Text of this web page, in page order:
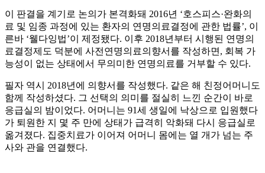
이 판결을 계기로 논의가 본격화돼 2016년 ‘호스피스·완화의
료 및 임종 과정에 있는 환자의 연명의료결정에 관한 법률’, 이
른바 ‘웰다잉법’이 제정됐다. 이후 2018년부터 시행된 연명의
료결정제도 덕분에 사전연명의료의향서를 작성하면, 회복 가
능성이 없는 상태에서 무의미한 연명의료를 거부할 수 있다.
필자 역시 2018년에 의향서를 작성했다. 같은 해 친정어머니도
함께 작성하셨다. 그 선택의 의미를 절실히 느낀 순간이 바로
응급실의 밤이었다. 어머니는 91세 생일에 낙상으로 입원했다
가 퇴원한 지 몇 주 만에 상태가 급격히 악화돼 다시 응급실로
옮겨졌다. 집중치료가 이어져 어머니 몸에는 열 개가 넘는 주
사와 관을 연결했다.